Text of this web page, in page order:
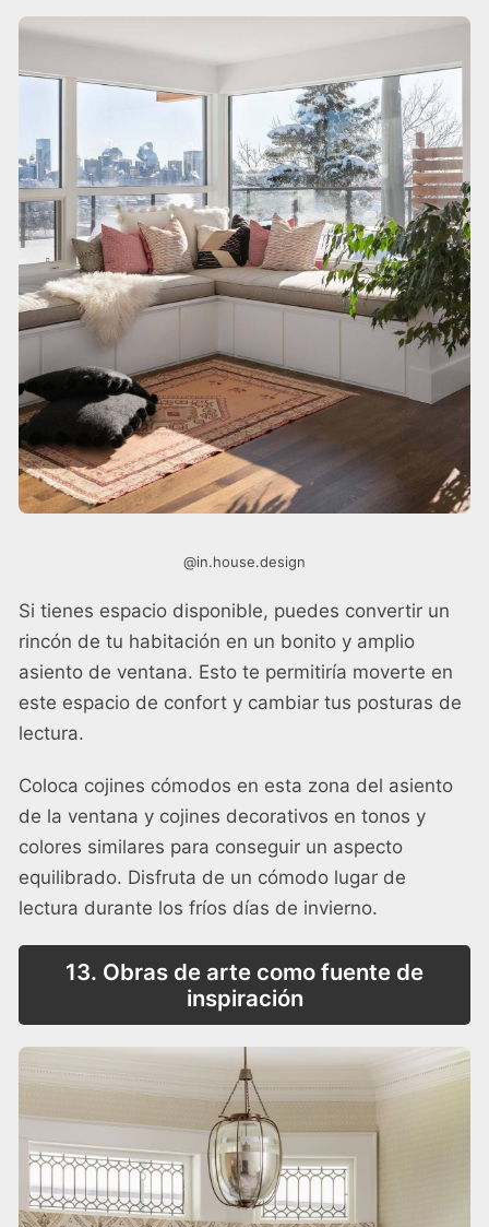
@in.house.design
Si tienes espacio disponible, puedes convertir un
rincón de tu habitación en un bonito y amplio
asiento de ventana. Esto te permitiría moverte en
este espacio de confort y cambiar tus posturas de
lectura.
Coloca cojines cómodos en esta zona del asiento
de la ventana y cojines decorativos en tonos y
colores similares para conseguir un aspecto
equilibrado. Disfruta de un cómodo lugar de
lectura durante los fríos días de invierno.
13. Obras de arte como fuente de
inspiración